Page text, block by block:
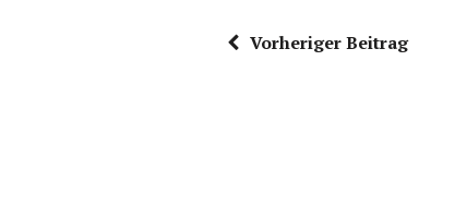
Vorheriger Beitrag